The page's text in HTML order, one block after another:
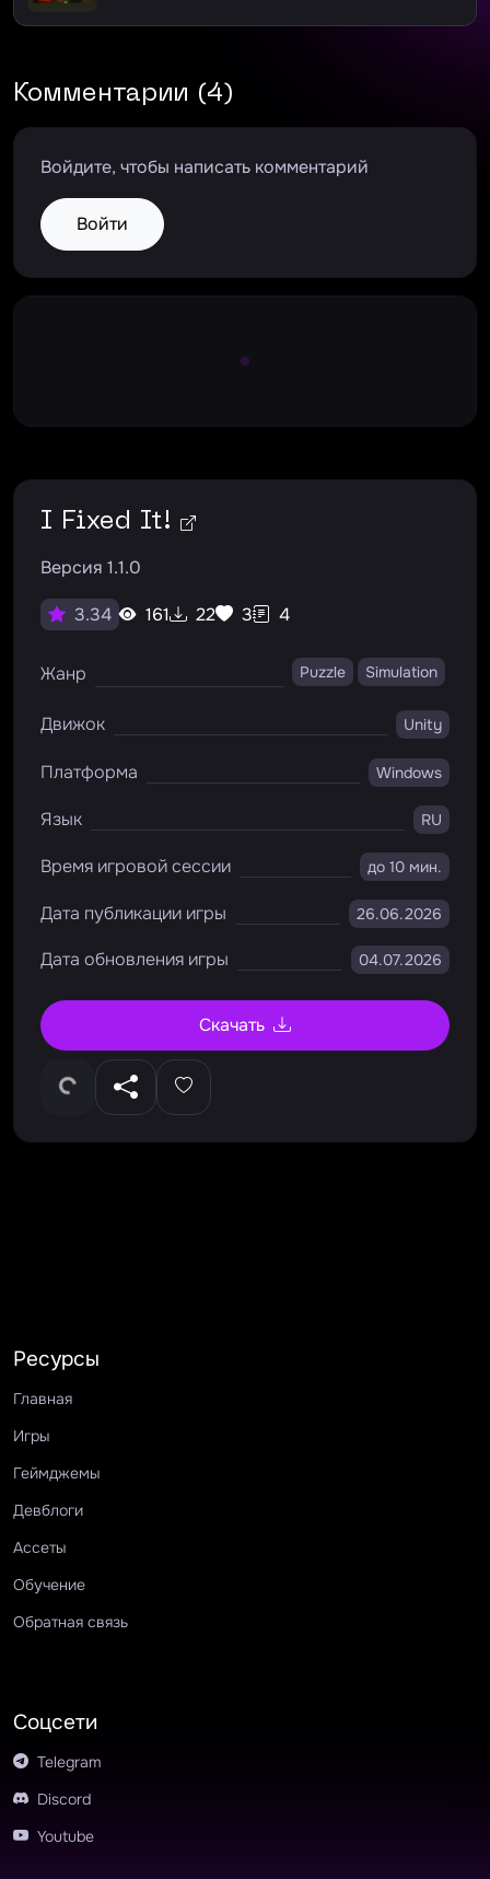
Комментарии (4)
Войдите, чтобы написать комментарий
Войти
I Fixed It!
Версия 1.1.0
3.34 161 22 3 4
Жанр Puzzle Simulation
Движок Unity
Платформа Windows
Язык RU
Время игровой сессии до 10 мин.
Дата публикации игры 26.06.2026
Дата обновления игры 04.07.2026
Скачать
Ресурсы
Главная
Игры
Геймджемы
Девблоги
Ассеты
Обучение
Обратная связь
Соцсети
Telegram
Discord
Youtube